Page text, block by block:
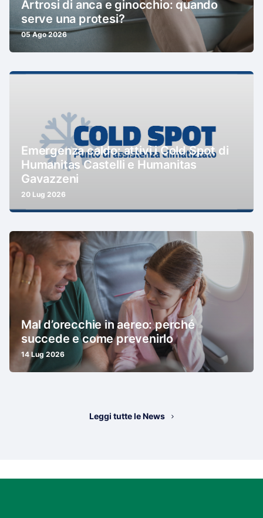
Artrosi di anca e ginocchio: quando
serve una protesi?
05 Ago 2026
Emergenza caldo: attivi i Cold Spot di
Humanitas Castelli e Humanitas
Gavazzeni
20 Lug 2026
Mal d’orecchie in aereo: perché
succede e come prevenirlo
14 Lug 2026
Leggi tutte le News